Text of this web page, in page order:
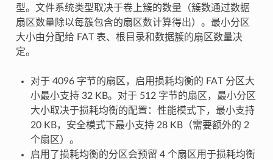
型。文件系统类型取决于卷上簇的数量（簇数通过数据
扇区数量除以每簇包含的扇区数计算得出）。最小分区
大小由分配给 FAT 表、根目录和数据簇的扇区数量决
定。
对于 4096 字节的扇区，启用损耗均衡的 FAT 分区大
小最小支持 32 KB。对于 512 字节的扇区，最小分区
大小取决于损耗均衡的配置：性能模式下，最小支持
20 KB，安全模式下最小支持 28 KB（需要额外的 2
个扇区）。
启用了损耗均衡的分区会预留 4 个扇区用于损耗均衡